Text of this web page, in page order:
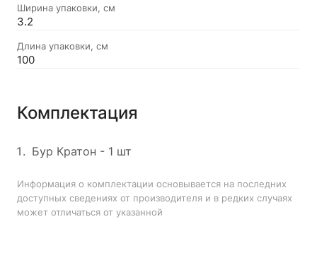
Ширина упаковки, см
3.2
Длина упаковки, см
100
Комплектация
Бур Кратон - 1 шт
Информация о комплектации основывается на последних
доступных сведениях от производителя и в редких случаях
может отличаться от указанной